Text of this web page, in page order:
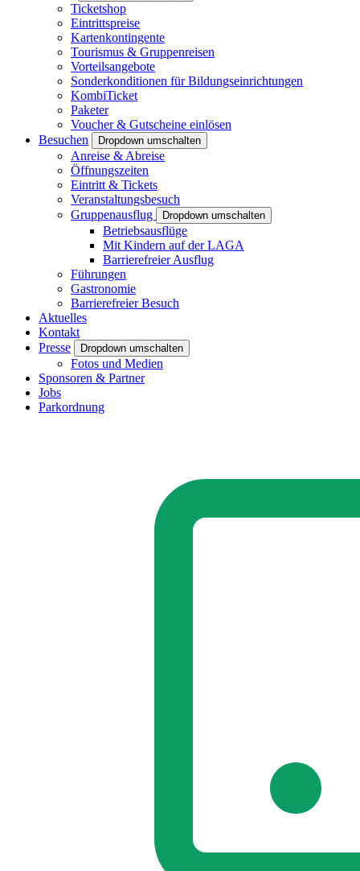
Ticketshop
Eintrittspreise
Kartenkontingente
Tourismus & Gruppenreisen
Vorteilsangebote
Sonderkonditionen für Bildungseinrichtungen
KombiTicket
Paketer
Voucher & Gutscheine einlösen
Besuchen
Dropdown umschalten
Anreise & Abreise
Öffnungszeiten
Eintritt & Tickets
Veranstaltungsbesuch
Gruppenausflug
Dropdown umschalten
Betriebsausflüge
Mit Kindern auf der LAGA
Barrierefreier Ausflug
Führungen
Gastronomie
Barrierefreier Besuch
Aktuelles
Kontakt
Presse
Dropdown umschalten
Fotos und Medien
Sponsoren & Partner
Jobs
Parkordnung